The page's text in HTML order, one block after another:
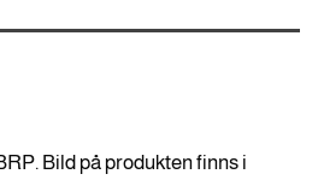
Bild på produkten finns i